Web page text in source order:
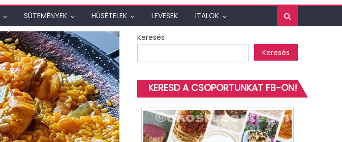
SÜTEMÉNYEK HÚSÉTELEK LEVESEK ITALOK
Keresés
Keresés
KERESD A CSOPORTUNKAT FB-ON!